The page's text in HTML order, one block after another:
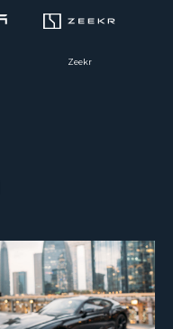
Zeekr